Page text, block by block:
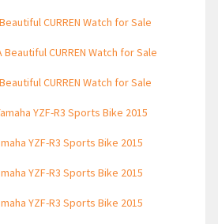
CURREN Watch for Sale
Beautiful CURREN Watch for Sale
CURREN Watch for Sale
YZF-R3 Sports Bike 2015
YZF-R3 Sports Bike 2015
YZF-R3 Sports Bike 2015
YZF-R3 Sports Bike 2015